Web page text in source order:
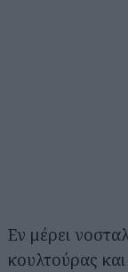
Εν μέρει
κουλτούρας